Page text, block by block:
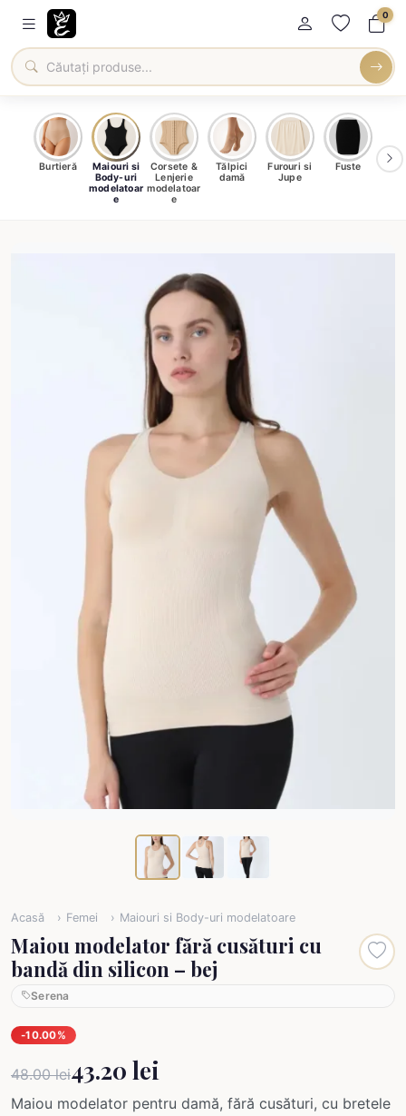
0
Burtieră
Maiouri si
Body-uri
modelatoar
e
Corsete &
Lenjerie
modelatoar
e
Tălpici
damă
Furouri si
Jupe
Fuste
Acasă Femei Maiouri si Body-uri modelatoare
Maiou modelator fără cusături cu
bandă din silicon – bej
Serena
-10.00%
48.00 lei43.20 lei
Maiou modelator pentru damă, fără cusături, cu bretele